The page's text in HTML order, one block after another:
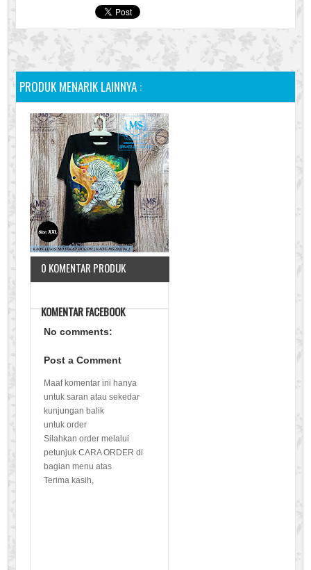
PRODUK MENARIK LAINNYA :
0 KOMENTAR PRODUK
KOMENTAR FACEBOOK
No comments:
Post a Comment
Maaf komentar ini hanya
untuk saran atau sekedar
kunjungan balik
untuk order
Silahkan order melalui
petunjuk CARA ORDER di
bagian menu atas
Terima kasih,